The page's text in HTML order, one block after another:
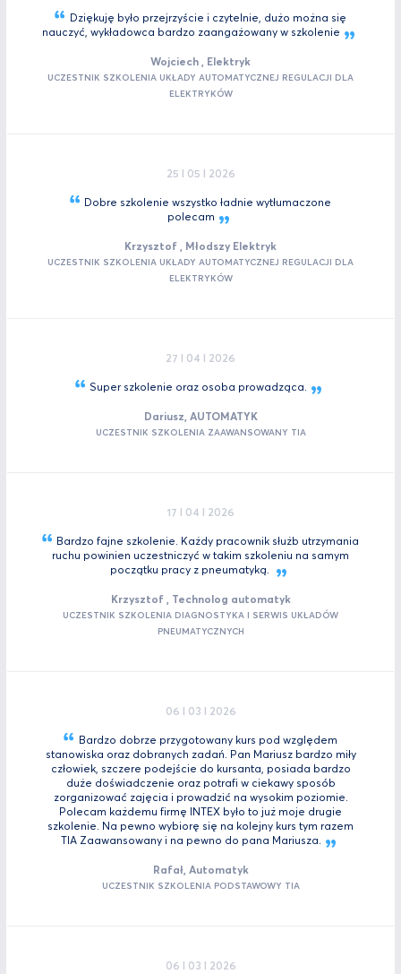
Dziękuję było przejrzyście i czytelnie, dużo można się
nauczyć, wykładowca bardzo zaangażowany w szkolenie
Wojciech , Elektryk
UCZESTNIK SZKOLENIA UKŁADY AUTOMATYCZNEJ REGULACJI DLA
ELEKTRYKÓW
25 I 05 I 2026
Dobre szkolenie wszystko ładnie wytłumaczone
polecam
Krzysztof , Młodszy Elektryk
UCZESTNIK SZKOLENIA UKŁADY AUTOMATYCZNEJ REGULACJI DLA
ELEKTRYKÓW
27 I 04 I 2026
Super szkolenie oraz osoba prowadząca.
Dariusz, AUTOMATYK
UCZESTNIK SZKOLENIA ZAAWANSOWANY TIA
17 I 04 I 2026
Bardzo fajne szkolenie. Każdy pracownik służb utrzymania
ruchu powinien uczestniczyć w takim szkoleniu na samym
początku pracy z pneumatyką.
Krzysztof , Technolog automatyk
UCZESTNIK SZKOLENIA DIAGNOSTYKA I SERWIS UKŁADÓW
PNEUMATYCZNYCH
06 I 03 I 2026
Bardzo dobrze przygotowany kurs pod względem
stanowiska oraz dobranych zadań. Pan Mariusz bardzo miły
człowiek, szczere podejście do kursanta, posiada bardzo
duże doświadczenie oraz potrafi w ciekawy sposób
zorganizować zajęcia i prowadzić na wysokim poziomie.
Polecam każdemu firmę INTEX było to już moje drugie
szkolenie. Na pewno wybiorę się na kolejny kurs tym razem
TIA Zaawansowany i na pewno do pana Mariusza.
Rafał, Automatyk
UCZESTNIK SZKOLENIA PODSTAWOWY TIA
06 I 03 I 2026